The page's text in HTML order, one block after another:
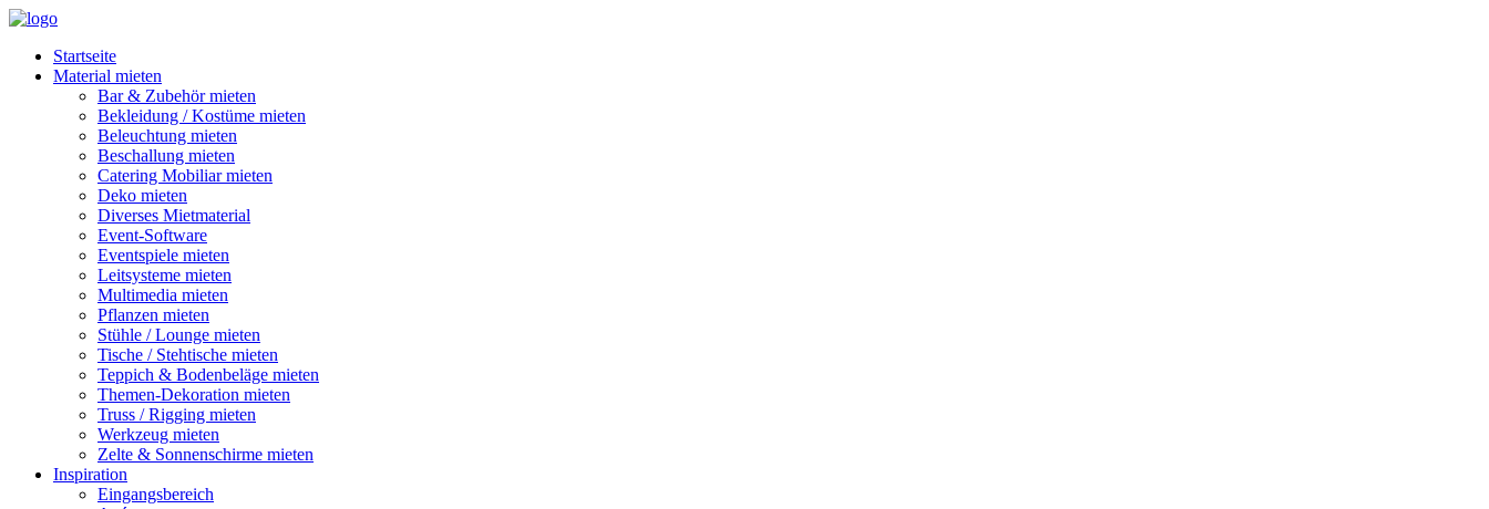
Startseite
Material mieten
Bar & Zubehör mieten
Bekleidung / Kostüme mieten
Beleuchtung mieten
Beschallung mieten
Catering Mobiliar mieten
Deko mieten
Diverses Mietmaterial
Event-Software
Eventspiele mieten
Leitsysteme mieten
Multimedia mieten
Pflanzen mieten
Stühle / Lounge mieten
Tische / Stehtische mieten
Teppich & Bodenbeläge mieten
Themen-Dekoration mieten
Truss / Rigging mieten
Werkzeug mieten
Zelte & Sonnenschirme mieten
Inspiration
Eingangsbereich